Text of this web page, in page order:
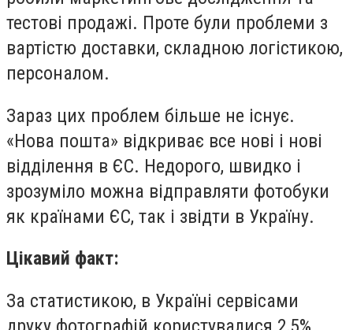
тестові продажі. Проте були проблеми з
вартістю доставки, складною логістикою,
персоналом.
Зараз цих проблем більше не існує.
«Нова пошта» відкриває все нові і нові
відділення в ЄС. Недорого, швидко і
зрозуміло можна відправляти фотобуки
як країнами ЄС, так і звідти в Україну.
Цікавий факт:
За статистикою, в Україні сервісами